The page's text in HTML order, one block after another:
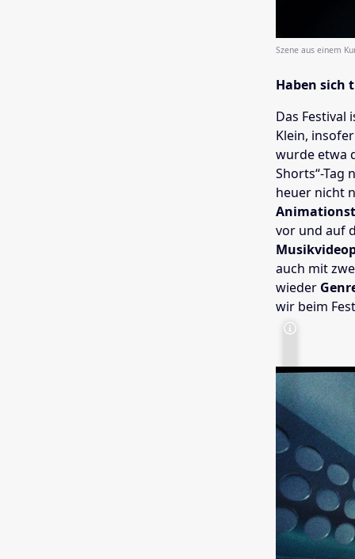
Szene aus einem
Haben sich
Das
Klein,
wurde etwa
Shorts“-Tag
heuer nicht
vor und auf
auch mit
wieder
wir beim